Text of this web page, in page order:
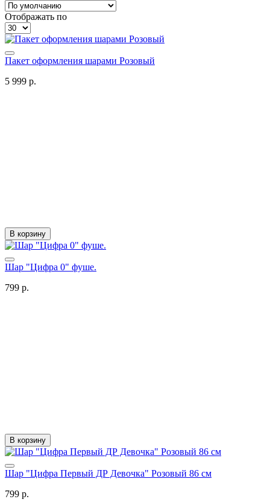
Отображать по
Пакет оформления шарами Розовый
5 999 р.
В корзину
Шар "Цифра 0" фуше.
799 р.
В корзину
Шар "Цифра Первый ДР Девочка" Розовый 86 см
799 р.